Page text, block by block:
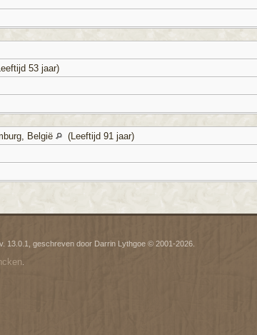
53 jaar)
België
(Leeftijd 91 jaar)
v. 13.0.1, geschreven door Darrin Lythgoe © 2001-2026.